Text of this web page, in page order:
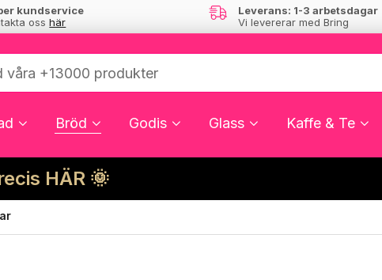
kundservice
oss här
Leverans: 1-3 arbetsdagar
Vi levererar med Bring
Bröd Godis Glass Kaffe & Te
HÄR 🌞